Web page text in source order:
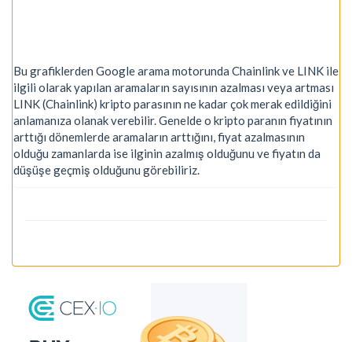
Bu grafiklerden Google arama motorunda Chainlink ve LINK ile
ilgili olarak yapılan aramaların sayısının azalması veya artması
LINK (Chainlink) kripto parasının ne kadar çok merak edildiğini
anlamanıza olanak verebilir. Genelde o kripto paranın fiyatının
arttığı dönemlerde aramaların arttığını, fiyat azalmasının
olduğu zamanlarda ise ilginin azalmış olduğunu ve fiyatın da
düşüşe geçmiş olduğunu görebiliriz.